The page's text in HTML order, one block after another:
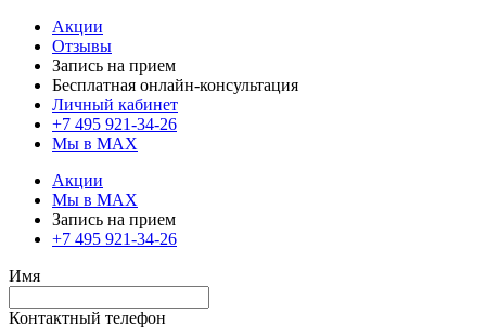
Акции
Отзывы
Запись на прием
Бесплатная онлайн-консультация
Личный кабинет
+7 495 921-34-26
Мы в MAX
Акции
Мы в MAX
Запись на прием
+7 495 921-34-26
Имя
Контактный телефон